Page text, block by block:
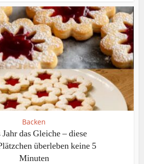
Backen
Jahr das Gleiche – diese
überleben keine 5
Minuten